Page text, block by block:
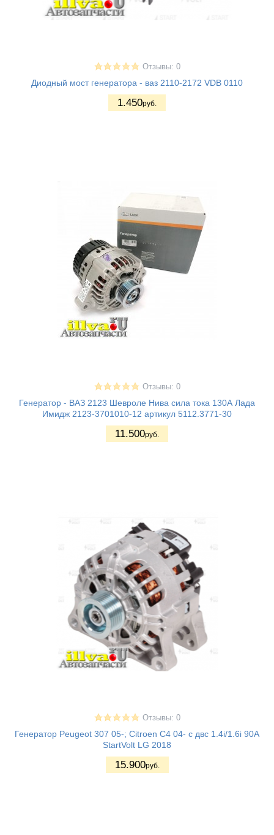
Отзывы: 0
Диодный мост генератора - ваз 2110-2172 VDB 0110
1.450руб.
Отзывы: 0
Генератор - ВАЗ 2123 Шевроле Нива сила тока 130А Лада
Имидж 2123-3701010-12 артикул 5112.3771-30
11.500руб.
Отзывы: 0
Генератор Peugeot 307 05-; Citroen C4 04- с двс 1.4i/1.6i 90A
StartVolt LG 2018
15.900руб.